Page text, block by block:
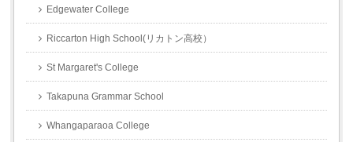
Edgewater College
Riccarton High School(リカトン高校）
St Margaret's College
Takapuna Grammar School
Whangaparaoa College